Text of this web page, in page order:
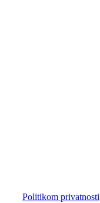
Politikom privatnosti